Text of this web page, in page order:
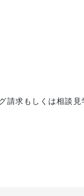
求もしくは相談見